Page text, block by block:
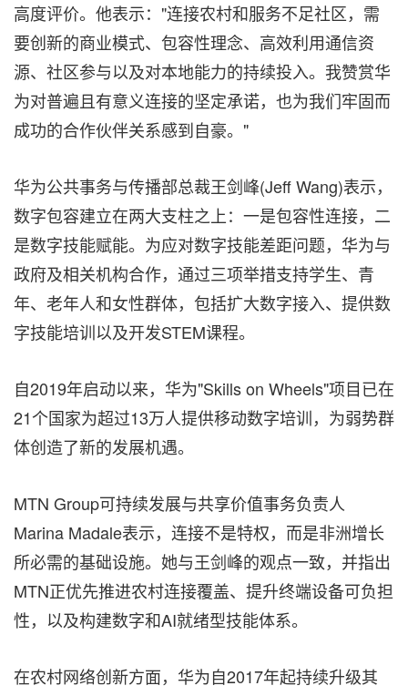
高度评价。他表示："连接农村和服务不足社区，需
要创新的商业模式、包容性理念、高效利用通信资
源、社区参与以及对本地能力的持续投入。我赞赏华
为对普遍且有意义连接的坚定承诺，也为我们牢固而
成功的合作伙伴关系感到自豪。"
华为公共事务与传播部总裁王剑峰(Jeff Wang)表示，
数字包容建立在两大支柱之上：一是包容性连接，二
是数字技能赋能。为应对数字技能差距问题，华为与
政府及相关机构合作，通过三项举措支持学生、青
年、老年人和女性群体，包括扩大数字接入、提供数
字技能培训以及开发STEM课程。
自2019年启动以来，华为"Skills on Wheels"项目已在
21个国家为超过13万人提供移动数字培训，为弱势群
体创造了新的发展机遇。
MTN Group可持续发展与共享价值事务负责人
Marina Madale表示，连接不是特权，而是非洲增长
所必需的基础设施。她与王剑峰的观点一致，并指出
MTN正优先推进农村连接覆盖、提升终端设备可负担
性，以及构建数字和AI就绪型技能体系。
在农村网络创新方面，华为自2017年起持续升级其